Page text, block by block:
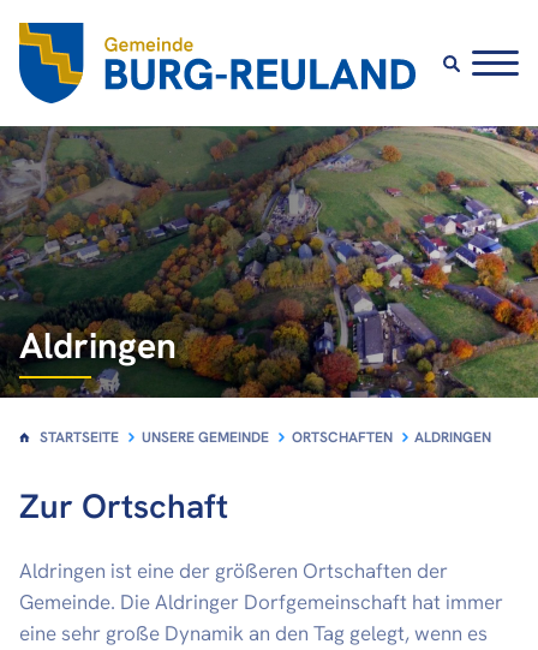
Aldringen
STARTSEITE UNSERE GEMEINDE ORTSCHAFTEN ALDRINGEN
Zur Ortschaft
Aldringen ist eine der größeren Ortschaften der
Gemeinde. Die Aldringer Dorfgemeinschaft hat immer
eine sehr große Dynamik an den Tag gelegt, wenn es
Unsere Gemeinde
Über Burg-Reuland
Politik
Ortschaften
Bauland